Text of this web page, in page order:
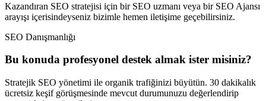
Kazandıran SEO stratejisi için bir SEO uzmanı veya bir SEO Ajansı
arayışı içerisindeyseniz bizimle hemen iletişime geçebilirsiniz.
SEO Danışmanlığı
Bu konuda profesyonel destek almak ister misiniz?
Stratejik SEO yönetimi ile organik trafiğinizi büyütün. 30 dakikalık
ücretsiz keşif görüşmesinde mevcut durumunuzu değerlendirip